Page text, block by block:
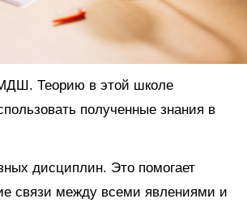
Теорию в этой школе
полученные знания в
дисциплин. Это помогает
связи между всеми явлениями и